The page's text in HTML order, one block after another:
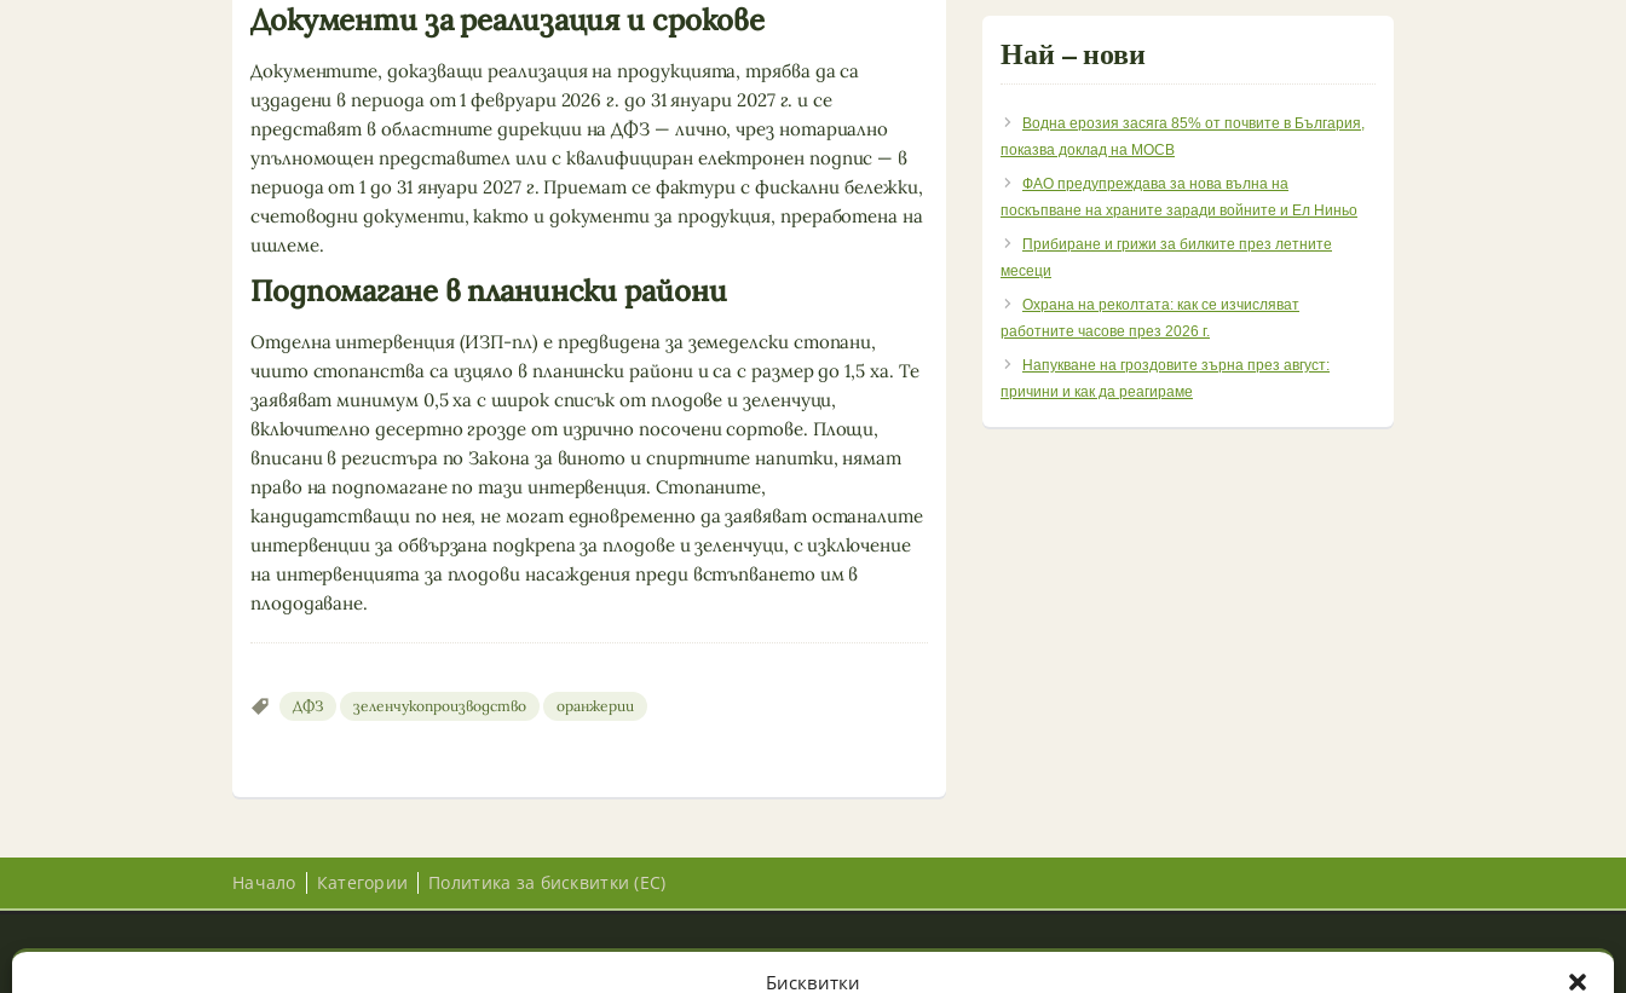
Бисквитки
Документи за реализация и срокове
Документите, доказващи реализация на продукцията, трябва да са
издадени в периода от 1 февруари 2026 г. до 31 януари 2027 г. и се
представят в областните дирекции на ДФЗ — лично, чрез нотариално
упълномощен представител или с квалифициран електронен подпис — в
периода от 1 до 31 януари 2027 г. Приемат се фактури с фискални бележки,
счетоводни документи, както и документи за продукция, преработена на
ишлеме.
Подпомагане в планински райони
Отделна интервенция (ИЗП-пл) е предвидена за земеделски стопани,
чиито стопанства са изцяло в планински райони и са с размер до 1,5 ха. Те
заявяват минимум 0,5 ха с широк списък от плодове и зеленчуци,
включително десертно грозде от изрично посочени сортове. Площи,
вписани в регистъра по Закона за виното и спиртните напитки, нямат
право на подпомагане по тази интервенция. Стопаните,
кандидатстващи по нея, не могат едновременно да заявяват останалите
интервенции за обвързана подкрепа за плодове и зеленчуци, с изключение
на интервенцията за плодови насаждения преди встъпването им в
плододаване.
ДФЗ зеленчукопроизводство оранжерии
Най – нови
Водна ерозия засяга 85% от почвите в България,
показва доклад на МОСВ
ФАО предупреждава за нова вълна на
поскъпване на храните заради войните и Ел Ниньо
Прибиране и грижи за билките през летните
месеци
Охрана на реколтата: как се изчисляват
работните часове през 2026 г.
Напукване на гроздовите зърна през август:
причини и как да реагираме
Начало Категории Политика за бисквитки (ЕС)